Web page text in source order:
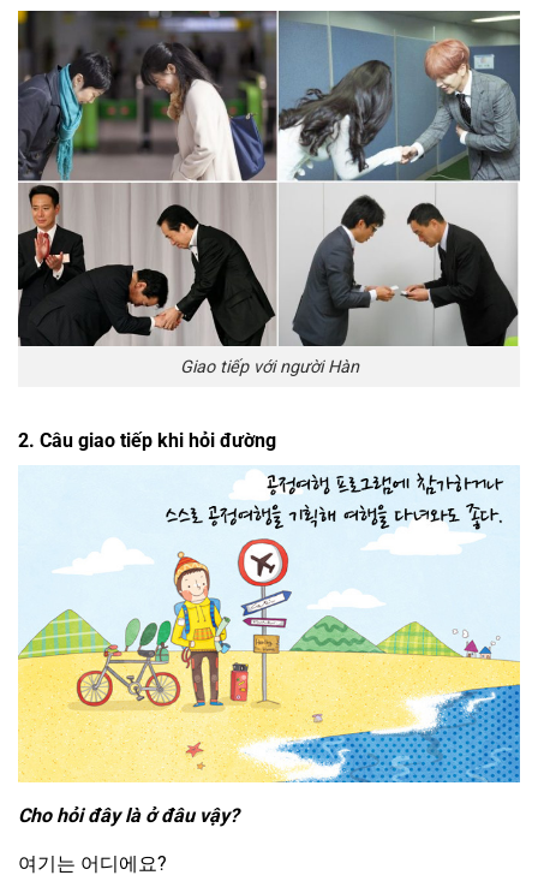
Giao tiếp với người Hàn
2. Câu giao tiếp khi hỏi đường
Cho hỏi đây là ở đâu vậy?
여기는 어디에요?